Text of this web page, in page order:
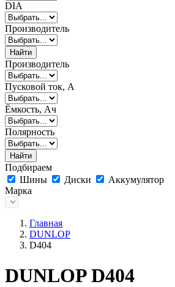
DIA
Производитель
Найти
Производитель
Пусковой ток, А
Ёмкость, Ач
Полярность
Найти
Подбираем
Шины
Диски
Аккумулятор
Марка
Главная
DUNLOP
D404
DUNLOP D404